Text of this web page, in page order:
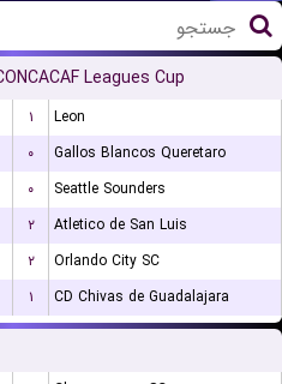
Leagues Cup
۱
Leon
۰
Gallos Blancos Queretaro
۰
Seattle Sounders
۲
Atletico de San Luis
۲
Orlando City SC
۱ CD Chivas de Guadalajara